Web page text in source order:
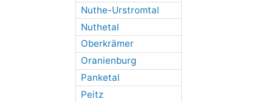
Nuthe-Urstromtal
Nuthetal
Oberkrämer
Oranienburg
Panketal
Peitz